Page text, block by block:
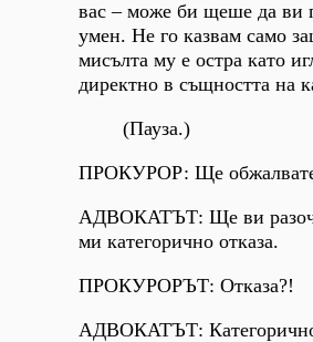
вас – може би щеше да ви
умен. Не го казвам само
мисълта му е остра като
директно в същността на
(Пауза.)
ПРОКУРОР: Ще
АДВОКАТЪТ: Ще ви
ми категорично отказа.
ПРОКУРОРЪТ: Отказа?!
АДВОКАТЪТ: